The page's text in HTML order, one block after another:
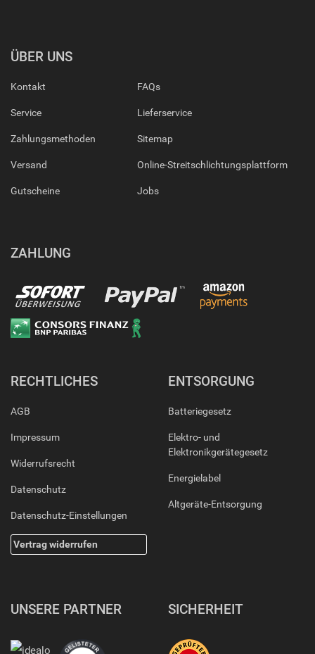
ÜBER UNS
Kontakt
Service
Zahlungsmethoden
Versand
Gutscheine
FAQs
Lieferservice
Sitemap
Online-Streitschlichtungsplattform
Jobs
ZAHLUNG
RECHTLICHES
AGB
Impressum
Widerrufsrecht
Datenschutz
Datenschutz-Einstellungen
Vertrag widerrufen
ENTSORGUNG
Batteriegesetz
Elektro- und
Elektronikgerätegesetz
Energielabel
Altgeräte-Entsorgung
UNSERE PARTNER SICHERHEIT